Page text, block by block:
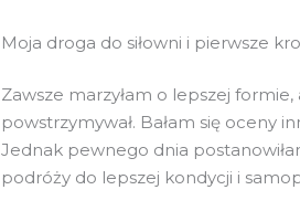
Moja droga do siłowni i pierwsze
Zawsze marzyłam o lepszej
powstrzymywał. Bałam się oceny
Jednak pewnego dnia
podróży do lepszej kondycji i